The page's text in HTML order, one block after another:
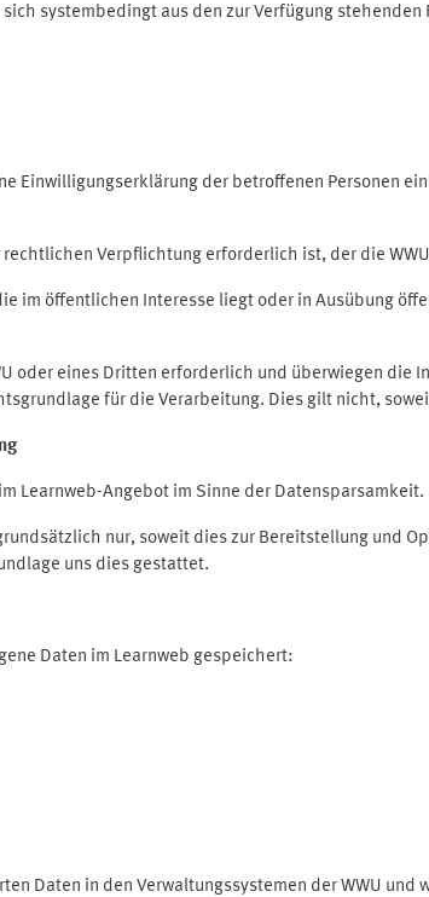
systembedingt aus den zur Verfügung
Einwilligungserklärung der betroffenen Personen
Verpflichtung erforderlich ist, der die
im öffentlichen Interesse liegt oder in Ausübung
oder eines Dritten erforderlich und überwiegen
für die Verarbeitung. Dies gilt nicht,
Learnweb-Angebot im Sinne der Datensparsamkeit.
nur, soweit dies zur Bereitstellung und
uns dies gestattet.
Daten im Learnweb gespeichert:
Daten in den Verwaltungssystemen der WWU